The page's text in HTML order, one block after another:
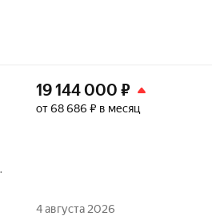
19 144 000 ₽
от 68 686 ₽ в месяц
4 августа 2026